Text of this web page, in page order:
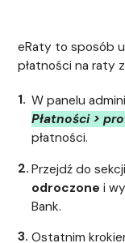
eRaty to sposób
płatności na raty
W panelu
Płatności >
płatności.
Przejdź do sekcji
odroczonei
Bank.
Ostatnim